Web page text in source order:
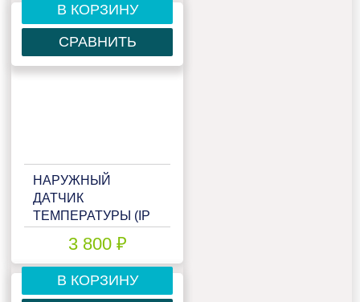
В КОРЗИНУ
СРАВНИТЬ
НАРУЖНЫЙ
ДАТЧИК
ТЕМПЕРАТУРЫ (IP
3 800 ₽
В КОРЗИНУ